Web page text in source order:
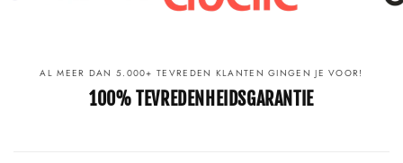
AL MEER DAN 5.000+ TEVREDEN KLANTEN GINGEN JE VOOR!
100% TEVREDENHEIDSGARANTIE